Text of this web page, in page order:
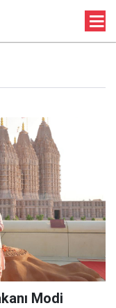
Modi